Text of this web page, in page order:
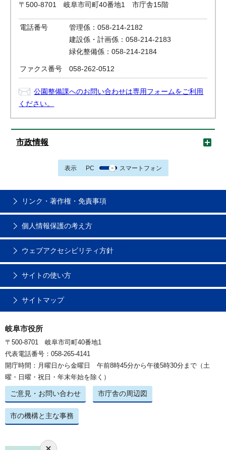
〒500-8701 岐阜市司町40番地1 市庁舎15階
電話番号
管理係：058-214-2182
建設係・計画係：058-214-2183
緑化整備係：058-214-2184
ファクス番号 058-262-0512
公園整備課へのお問い合わせは専用フォームをご利用
ください。
市政情報
表示 PC スマートフォン
リンク・著作権・免責事項
個人情報保護の考え方
ウェブアクセシビリティ方針
サイトの使い方
サイトマップ
岐阜市役所
〒500-8701 岐阜市司町40番地1
代表電話番号：058-265-4141
開庁時間：月曜日から金曜日 午前8時45分から午後5時30分まで（土
曜・日曜・祝日・年末年始を除く）
ご意見・お問い合わせ 市庁舎の周辺図
市の機構と主な事務